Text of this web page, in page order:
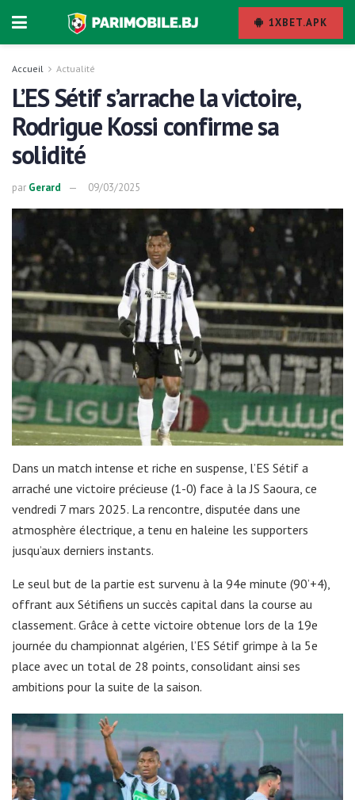
1XBET.APK
Accueil Actualité
L’ES Sétif s’arrache la victoire,
Rodrigue Kossi confirme sa
solidité
par Gerard 09/03/2025
Dans un match intense et riche en suspense, l’ES Sétif a
arraché une victoire précieuse (1-0) face à la JS Saoura, ce
vendredi 7 mars 2025. La rencontre, disputée dans une
atmosphère électrique, a tenu en haleine les supporters
jusqu’aux derniers instants.
Le seul but de la partie est survenu à la 94e minute (90’+4),
offrant aux Sétifiens un succès capital dans la course au
classement. Grâce à cette victoire obtenue lors de la 19e
journée du championnat algérien, l’ES Sétif grimpe à la 5e
place avec un total de 28 points, consolidant ainsi ses
ambitions pour la suite de la saison.